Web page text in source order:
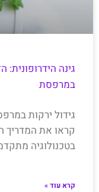
גינה הידרופונית:
במרפסת
גידול ירקות
קראו את המדריך
בטכנולוגיה
קרא עוד »